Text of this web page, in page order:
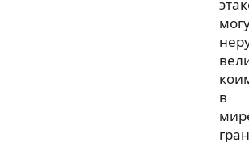
в